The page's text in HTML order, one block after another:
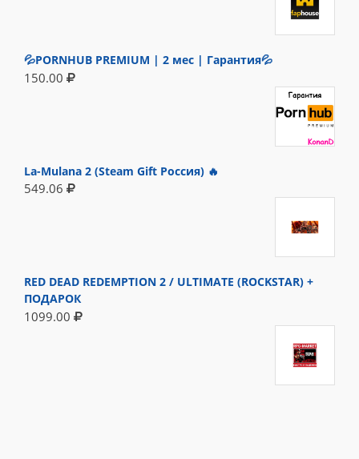
💦PORNHUB PREMIUM | 2 мес | Гарантия💦
150.00
La-Mulana 2 (Steam Gift Россия) 🔥
549.06
RED DEAD REDEMPTION 2 / ULTIMATE (ROCKSTAR) +
ПОДАРОК
1099.00